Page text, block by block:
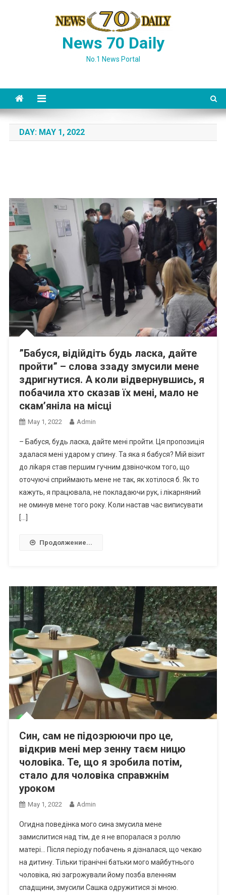
News 70 Daily
No.1 News Portal
DAY: MAY 1, 2022
”Бабуся, відійдіть будь ласка, дайте
пройти” – слова ззаду змусили мене
здригнутися. А коли відвернувшись, я
побачила хто сказав їх мені, мало не
скам’яніла на місці
May 1, 2022 Admin
– Бабуся, будь ласка, дайте мені пройти. Ця пропозиція
здалася мені ударом у спину. Та яка я бабуся? Мій візит
до ліkаря став першим гучним дзвіночком того, що
оточуючі сприймають мене не так, як хотілося б. Як то
кажуть, я працювала, не покладаючи рук, і лікарняний
не оминув мене того року. Коли настав час виписувати
[…]
Продолжение...
Син, сам не підозрюючи про це,
відкрив мені мер зенну таєм ницю
чоловіка. Те, що я зробила потім,
стало для чоловіка справжнім
уроком
May 1, 2022 Admin
Огидна поведінка мого сина змусила мене
замислитися над тім, де я не впоралася з роллю
матері… Після періоду побачень я дізналася, що чекаю
на дитину. Тільки тіранічні батьки мого майбутнього
чоловіка, які загрожували йому позба вленням
спадщини, змусили Сашка одружитися зі мною.